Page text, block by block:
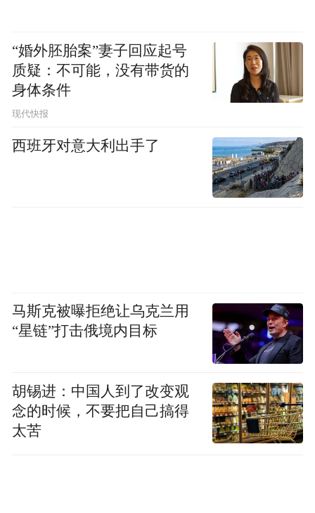
“婚外胚胎案”妻子回应起号
质疑：不可能，没有带货的
身体条件
现代快报
西班牙对意大利出手了
马斯克被曝拒绝让乌克兰用
“星链”打击俄境内目标
胡锡进：中国人到了改变观
念的时候，不要把自己搞得
太苦